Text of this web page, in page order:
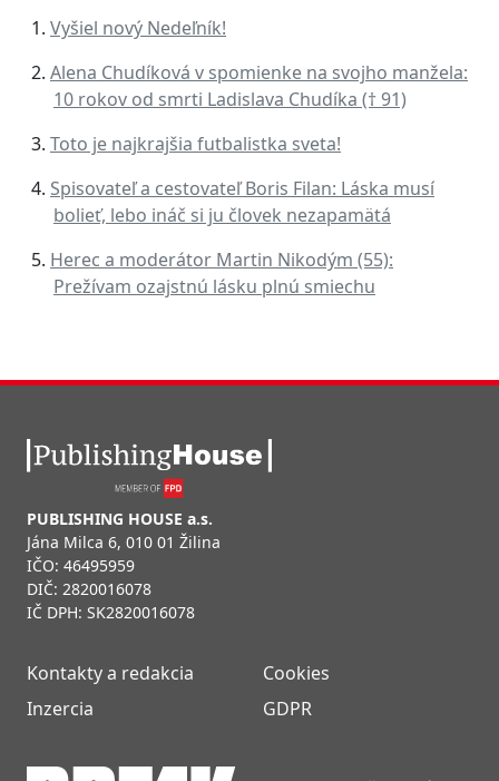
Vyšiel nový Nedeľník!
Alena Chudíková v spomienke na svojho manžela:
10 rokov od smrti Ladislava Chudíka († 91)
Toto je najkrajšia futbalistka sveta!
Spisovateľ a cestovateľ Boris Filan: Láska musí
bolieť, lebo ináč si ju človek nezapamätá
Herec a moderátor Martin Nikodým (55):
Prežívam ozajstnú lásku plnú smiechu
PUBLISHING HOUSE a.s.
Jána Milca 6, 010 01 Žilina
IČO: 46495959
DIČ: 2820016078
IČ DPH: SK2820016078
Kontakty a redakcia
Inzercia
Cookies
GDPR